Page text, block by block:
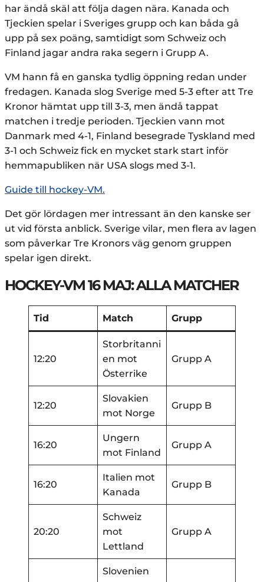
har ändå skäl att följa dagen nära. Kanada och
Tjeckien spelar i Sveriges grupp och kan båda gå
upp på sex poäng, samtidigt som Schweiz och
Finland jagar andra raka segern i Grupp A.
VM hann få en ganska tydlig öppning redan under
fredagen. Kanada slog Sverige med 5-3 efter att Tre
Kronor hämtat upp till 3-3, men ändå tappat
matchen i tredje perioden. Tjeckien vann mot
Danmark med 4-1, Finland besegrade Tyskland med
3-1 och Schweiz fick en mycket stark start inför
hemmapubliken när USA slogs med 3-1.
Guide till hockey-VM.
Det gör lördagen mer intressant än den kanske ser
ut vid första anblick. Sverige vilar, men flera av lagen
som påverkar Tre Kronors väg genom gruppen
spelar igen direkt.
HOCKEY-VM 16 MAJ: ALLA MATCHER
Tid Match Grupp
12:20
Storbritanni
en mot
Österrike
Grupp A
12:20
Slovakien
mot Norge
Grupp B
16:20
Ungern
mot Finland
Grupp A
16:20
Italien mot
Kanada
Grupp B
20:20
Schweiz
mot
Lettland
Grupp A
Slovenien